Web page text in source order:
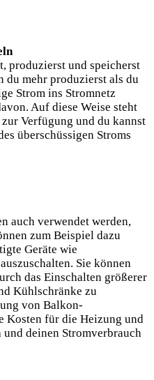
produzierst und speicherst
du mehr produzierst als du
Strom ins Stromnetz
Auf diese Weise steht
Verfügung und du kannst
überschüssigen Stroms
auch verwendet werden,
zum Beispiel dazu
Geräte wie
Sie können
das Einschalten größerer
Kühlschränke zu
von Balkon-
Kosten für die Heizung und
deinen Stromverbrauch